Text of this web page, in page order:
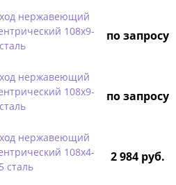
нержавеющий
108х9-
по запросу
нержавеющий
108х9-
по запросу
нержавеющий
108х4-
сталь
2 984 руб.